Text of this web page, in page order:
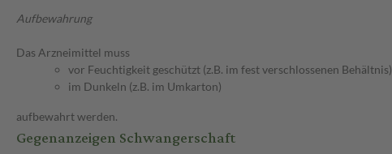
Aufbewahrung
Das Arzneimittel muss
vor Feuchtigkeit geschützt (z.B. im fest verschlossenen Behältnis)
im Dunkeln (z.B. im Umkarton)
aufbewahrt werden.
Gegenanzeigen Schwangerschaft